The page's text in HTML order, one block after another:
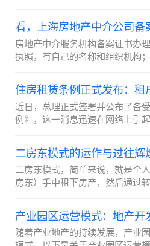
长期来看，那些能够适应新工作方
看，上海房地产中介公司备
房地产中介服务机构备案证书办
执照，有自己的名称和组织机构
30万元，仅...
近日，总理正式签署并公布了备
例》，这一消息迅速在网络上引
重大的变革，所有参与住房租赁
二房东模式的运作与过往辉
二房东模式，简单来说，就是个
房东）手中租下房产，然后通过
不仅仅局限于转租，还涉及到房
随着产业地产的持续发展，产业